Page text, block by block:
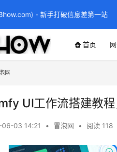
首页
网
UI工作流搭建教
03 14:21 • 冒泡网 • 阅读 118
- 新手打破信息差第一站